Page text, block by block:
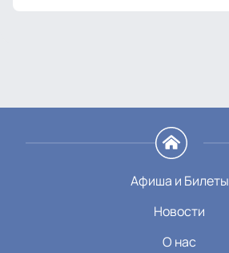
Афиша и Билеты
Новости
О нас